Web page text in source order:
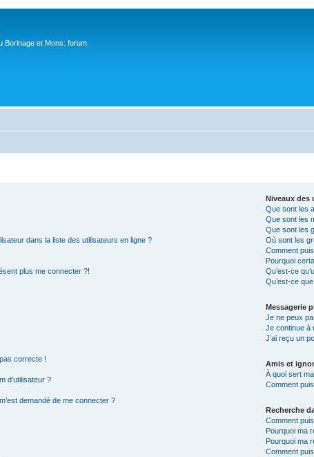
Borinage et Mons: forum
dans la liste des utilisateurs en ligne ?
plus me connecter ?!
correcte !
d’utilisateur ?
demandé de me connecter ?
Niveaux des
Que sont les
Que sont les
Que sont les
Où sont les
Comment
Pourquoi
Qu’est-ce
Qu’est-ce
Messagerie
Je ne peux
Je continue à
J’ai reçu un
Amis et
À quoi sert
Comment
Recherche
Comment
Pourquoi ma
Pourquoi ma
Comment